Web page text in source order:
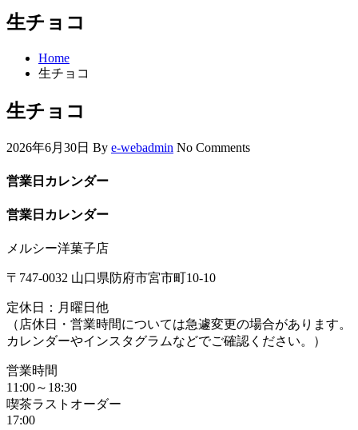
生チョコ
Home
生チョコ
生チョコ
2026年6月30日 By e-webadmin No Comments
営業日カレンダー
営業日カレンダー
メルシー洋菓子店
〒747-0032 山口県防府市宮市町10-10
定休日：月曜日他
（店休日・営業時間については急遽変更の場合があります。
カレンダーやインスタグラムなどでご確認ください。）
営業時間
11:00～18:30
喫茶ラストオーダー
17:00